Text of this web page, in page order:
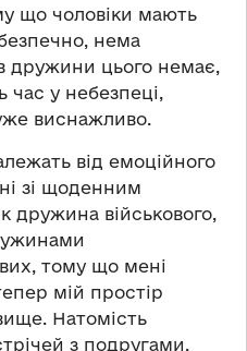
що чоловіки мають
нема
дружини цього немає,
час у небезпеці,
виснажливо.
від емоційного
зі щоденним
дружина військового,
тому що мені
мій простір
Натомість
з подругами,